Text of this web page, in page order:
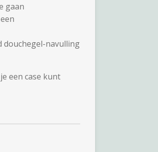
gaan
douchegel-navulling
een case kunt